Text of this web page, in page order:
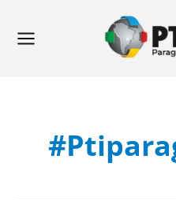
contenido
Menu